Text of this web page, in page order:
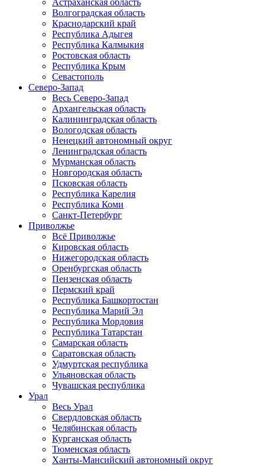
Астраханская область
Волгоградская область
Краснодарский край
Республика Адыгея
Республика Калмыкия
Ростовская область
Республика Крым
Севастополь
Северо-Запад
Весь Северо-Запад
Архангельская область
Калининградская область
Вологодская область
Ненецкий автономный округ
Ленинградская область
Мурманская область
Новгородская область
Псковская область
Республика Карелия
Республика Коми
Санкт-Петербург
Приволжье
Всё Приволжье
Кировская область
Нижегородская область
Оренбургская область
Пензенская область
Пермский край
Республика Башкортостан
Республика Марий Эл
Республика Мордовия
Республика Татарстан
Самарская область
Саратовская область
Удмуртская республика
Ульяновская область
Чувашская республика
Урал
Весь Урал
Свердловская область
Челябинская область
Курганская область
Тюменская область
Ханты-Мансийский автономный округ